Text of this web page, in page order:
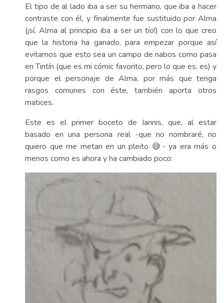
El tipo de al lado iba a ser su hermano, que iba a hacer
contraste con él, y finalmente fue sustituido por Alma
(¡sí, Alma al principio iba a ser un tío!) con lo que creo
que la historia ha ganado, para empezar porque así
evitamos que esto sea un campo de nabos como pasa
en Tintín (que es mi cómic favorito, pero lo que es, es) y
porque el personaje de Alma, por más que tenga
rasgos comunes con éste, también aporta otros
matices.
Este es el primer boceto de Iannis, que, al estar
basado en una persona real -que no nombraré, no
quiero que me metan en un pleito 😅- ya era más o
menos como es ahora y ha cambiado poco: